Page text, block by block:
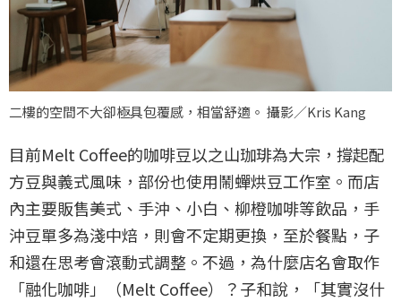
二樓的空間不大卻極具包覆感，相當舒適。 攝影／Kris Kang
目前Melt Coffee的咖啡豆以之山珈琲為大宗，撐起配
方豆與義式風味，部份也使用鬧蟬烘豆工作室。而店
內主要販售美式、手沖、小白、柳橙咖啡等飲品，手
沖豆單多為淺中焙，則會不定期更換，至於餐點，子
和還在思考會滾動式調整。不過，為什麼店名會取作
「融化咖啡」（Melt Coffee）？子和說，「其實沒什